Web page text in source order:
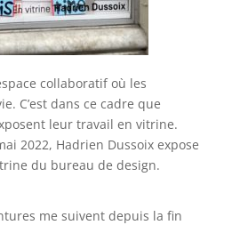
collaboratif où les
C’est dans ce cadre que
leur travail en vitrine.
2022, Hadrien Dussoix expose
du bureau de design.
me suivent depuis la fin